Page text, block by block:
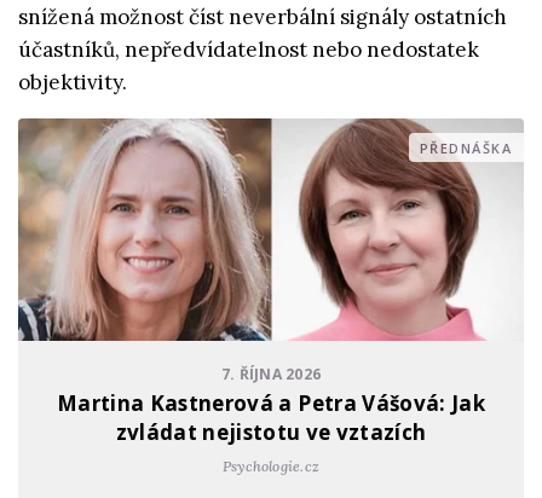
snížená možnost číst neverbální signály ostatních
účastníků, nepředvídatelnost nebo nedostatek
objektivity.
PŘEDNÁŠKA
7. ŘÍJNA 2026
Martina Kastnerová a Petra Vášová: Jak
zvládat nejistotu ve vztazích
Psychologie.cz